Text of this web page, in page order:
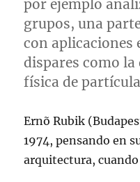
por ejemplo
grupos, una
con aplicaciones
dispares como
física de
Ernõ Rubik
1974, pensando en
arquitectura,